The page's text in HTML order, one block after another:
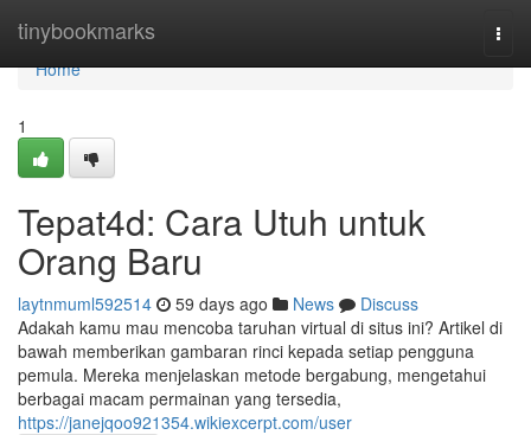
tinybookmarks
Home
Home
1
Tepat4d: Cara Utuh untuk
Orang Baru
laytnmuml592514 59 days ago News
Discuss
Adakah kamu mau mencoba taruhan virtual di situs ini? Artikel di
bawah memberikan gambaran rinci kepada setiap pengguna
pemula. Mereka menjelaskan metode bergabung, mengetahui
berbagai macam permainan yang tersedia,
https://janejqoo921354.wikiexcerpt.com/user